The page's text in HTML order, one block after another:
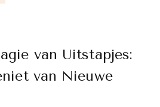
van Uitstapjes:
van Nieuwe